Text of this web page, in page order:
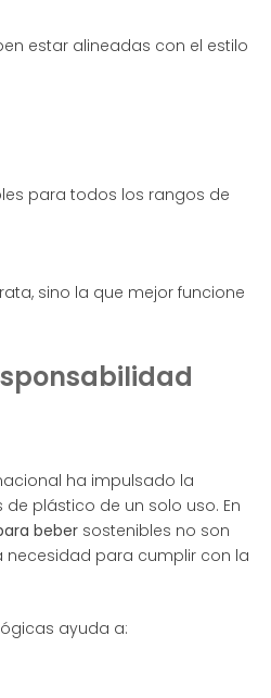
estar alineadas con el estilo
para todos los rangos de
sino la que mejor funcione
ha impulsado la
plástico de un solo uso. En
beber sostenibles no son
necesidad para cumplir con la
ayuda a: